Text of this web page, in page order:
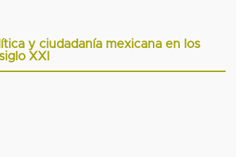
y ciudadanía mexicana en los
XXI